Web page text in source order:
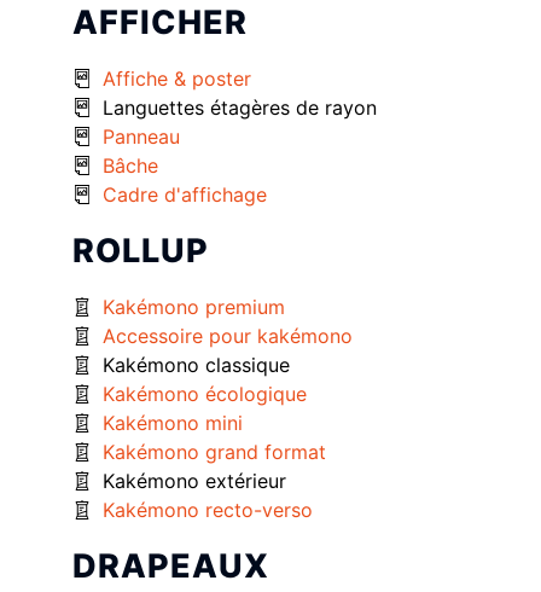
AFFICHER
Affiche & poster
Languettes étagères de rayon
Panneau
Bâche
Cadre d'affichage
ROLLUP
Kakémono premium
Accessoire pour kakémono
Kakémono classique
Kakémono écologique
Kakémono mini
Kakémono grand format
Kakémono extérieur
Kakémono recto-verso
DRAPEAUX